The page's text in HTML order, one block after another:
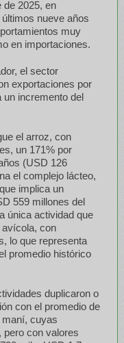
de 2025, en
nueve años
muy
en importaciones.
el sector
exportaciones por
un incremento del
el arroz, con
un 171% por
(USD 126
el complejo lácteo,
implica un
559 millones del
única actividad que
avícola, con
lo que representa
promedio histórico
duplicaron o
con el promedio de
maní, cuyas
pero con valores